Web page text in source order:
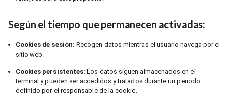
Según el tiempo que permanecen activadas:
Cookies de sesión: Recogen datos mientras el usuario navega por el
sitio web.
Cookies persistentes: Los datos siguen almacenados en el
terminal y pueden ser accedidos y tratados durante un periodo
definido por el responsable de la cookie.